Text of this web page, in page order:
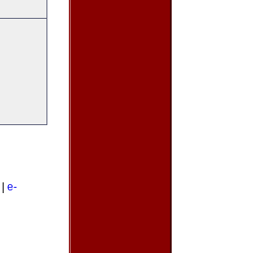
e-